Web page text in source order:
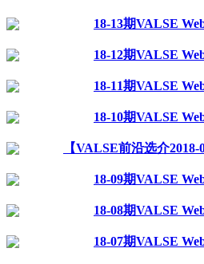
18-13期VALSE
18-12期VALSE
18-11期VALSE
18-10期VALSE
【VALSE前沿选介2018-
18-09期VALSE
18-08期VALSE
18-07期VALSE